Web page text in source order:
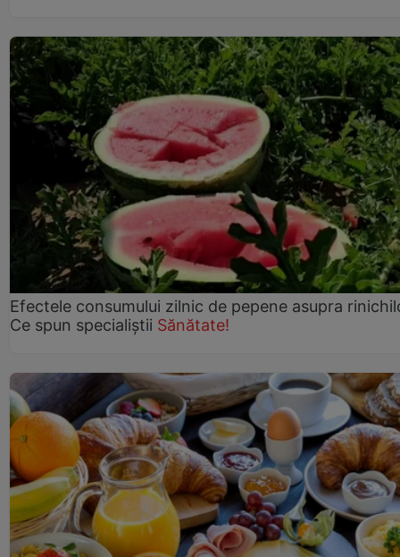
Efectele consumului zilnic de pepene asupra
Ce spun specialiștii Sănătate!